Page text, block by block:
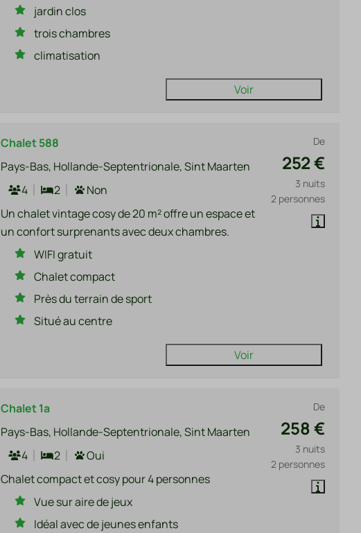
jardin clos
trois chambres
climatisation
Voir
De
252 €
3 nuits
2 personnes
Chalet 588
Pays-Bas, Hollande-Septentrionale, Sint Maarten
4
2
Non
Un chalet vintage cosy de 20 m² offre un espace et
un confort surprenants avec deux chambres.
WIFI gratuit
Chalet compact
Près du terrain de sport
Situé au centre
Voir
De
258 €
3 nuits
2 personnes
Chalet 1a
Pays-Bas, Hollande-Septentrionale, Sint Maarten
4
2
Oui
Chalet compact et cosy pour 4 personnes
Vue sur aire de jeux
Idéal avec de jeunes enfants